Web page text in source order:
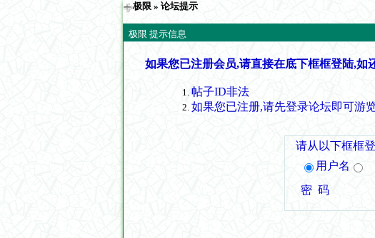
极限 » 论坛提示
极限 提示信息
如果您已注册会员,请直接在底下框框登陆,如
帖子ID非法
如果您已注册,请先登录论坛即可游
请从以下框框
用户名
密 码